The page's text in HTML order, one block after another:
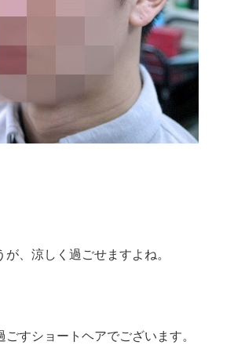
が、涼しく過ごせますよね。
すショートヘアでございます。